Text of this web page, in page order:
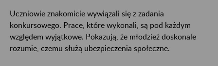
Uczniowie znakomicie wywiązali się z zadania
konkursowego. Prace, które wykonali, są pod każdym
względem wyjątkowe. Pokazują, że młodzież doskonale
rozumie, czemu służą ubezpieczenia społeczne.